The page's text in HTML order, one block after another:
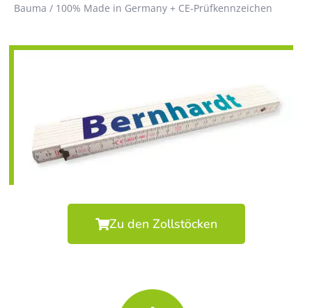
Bauma / 100% Made in Germany + CE-Prüfkennzeichen
Zu den Zollstöcken